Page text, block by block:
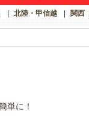
北陸・甲信越 関西